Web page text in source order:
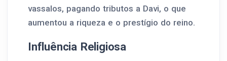
vassalos, pagando tributos a Davi, o que
aumentou a riqueza e o prestígio do reino.
Influência Religiosa